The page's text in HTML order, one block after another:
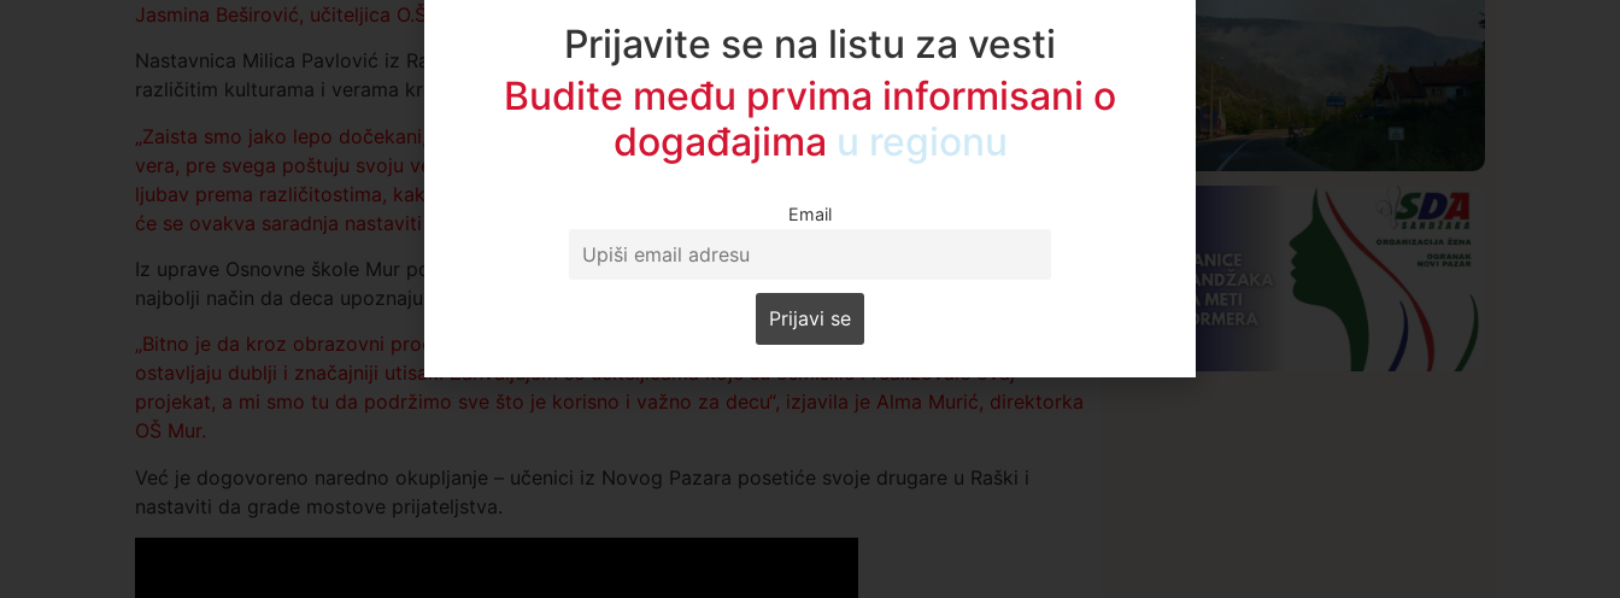
Jasmina Beširović, učiteljica O.Š. u Muru, iz Novog Pazara.
Nastavnica Milica Pavlović iz Raške istakla je da su svi dočekani srdačno i da je važno da deca uče o
različitim kulturama i verama kroz lično iskustvo.
„Zaista smo jako lepo dočekani, osećamo se kao kod kuće. Veoma je važno da učenici, iako različitih
vera, pre svega poštuju svoju veru, ali i da poznaju i poštuju tuđu. Na taj način razvijamo empatiju i
ljubav prema različitostima, kako bi se deca družila bez obzira na to ko kojoj veri pripada. Nadam se da
će se ovakva saradnja nastaviti i u budućnosti“, rekla je Pavlović.
Iz uprave Osnovne škole Mur poručuju da će nastaviti da podržavaju ovakve inicijative jer su one
najbolji način da deca upoznaju različite tradicije i steknu nova prijateljstva.
„Bitno je da kroz obrazovni proces deca upoznaju našu državu, nasleđe i kulturu, ali ovakvi susreti
ostavljaju dublji i značajniji utisak. Zahvaljujem se učiteljicama koje su osmislile i realizovale ovaj
projekat, a mi smo tu da podržimo sve što je korisno i važno za decu“, izjavila je Alma Murić, direktorka
OŠ Mur.
Već je dogovoreno naredno okupljanje – učenici iz Novog Pazara posetiće svoje drugare u Raški i
nastaviti da grade mostove prijateljstva.
Požar od Magliča do Ušća, brda u
plamenu – vatrogasci na terenu
Prijavite se na listu za vesti
Budite među prvima informisani o
događajima u regionu
Email